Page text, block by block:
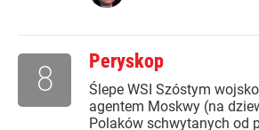
Peryskop
Ślepe WSI Szóstym
agentem Moskwy (na
Polaków schwytanych od
8